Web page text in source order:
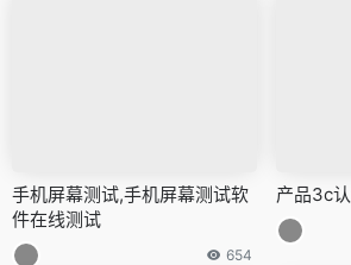
手机屏幕测试,手机屏幕测试软
件在线测试
654
产品3c